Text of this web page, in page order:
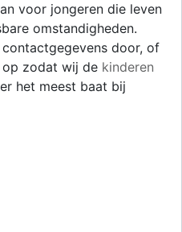
voor jongeren die leven
omstandigheden.
door, of
zodat wij de kinderen
het meest baat bij